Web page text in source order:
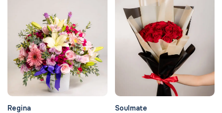
Regina Soulmate